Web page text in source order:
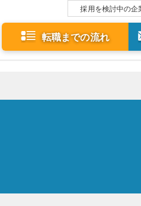
採用を検討中の企
転職までの流れ